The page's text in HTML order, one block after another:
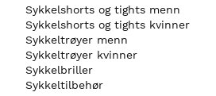
Sykkelshorts og tights menn
Sykkelshorts og tights kvinner
Sykkeltrøyer menn
Sykkeltrøyer kvinner
Sykkelbriller
Sykkeltilbehør